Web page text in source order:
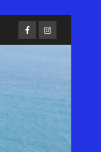
FacebookInstagram